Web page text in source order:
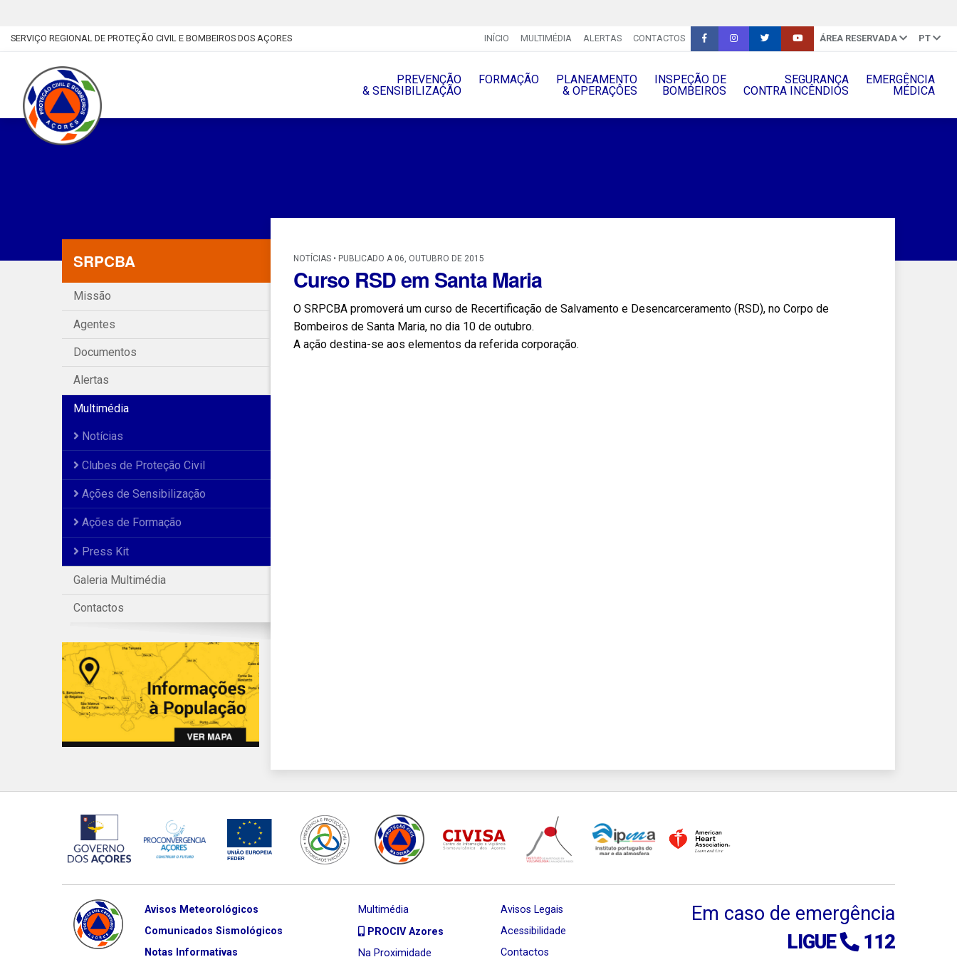
SERVIÇO REGIONAL DE PROTEÇÃO CIVIL E BOMBEIROS DOS AÇORES INÍCIO MULTIMÉDIA ALERTAS CONTACTOS ÁREA RESERVADA PT
PREVENÇÃO
& SENSIBILIZAÇÃO
FORMAÇÃO
PLANEAMENTO
& OPERAÇÔES
INSPEÇÃO DE
BOMBEIROS
SEGURANÇA
CONTRA INCÊNDIOS
EMERGÊNCIA
MÉDICA
SRPCBA
Missão
Agentes
Documentos
Alertas
Multimédia
Notícias
Clubes de Proteção Civil
Ações de Sensibilização
Ações de Formação
Press Kit
Galeria Multimédia
Contactos
NOTÍCIAS • PUBLICADO A 06, OUTUBRO DE 2015
Curso RSD em Santa Maria
O SRPCBA promoverá um curso de Recertificação de Salvamento e Desencarceramento (RSD), no Corpo de
Bombeiros de Santa Maria, no dia 10 de outubro.
A ação destina-se aos elementos da referida corporação.
Avisos Meteorológicos
Comunicados Sismológicos
Notas Informativas
Multimédia
PROCIV Azores
Na Proximidade
Avisos Legais
Acessibilidade
Contactos
Em caso de emergência
LIGUE
112